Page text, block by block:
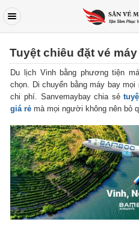
Tuyệt chiêu đặt vé
Du lịch Vinh bằng phương tiện
chọn. Di chuyển bằng máy bay
chi phí. Sanvemaybay chia sẻ
giá rẻ mà mọi người không nên bỏ